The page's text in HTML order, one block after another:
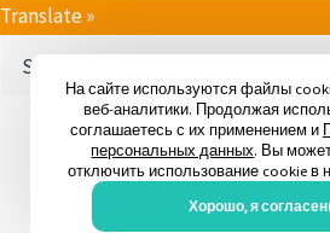
Translate »
Powered by Translate
На сайте используются файлы
веб-аналитики. Продолжая
соглашаетесь с их применением и
персональных данных. Вы
отключить использование cookie в
Хорошо, я